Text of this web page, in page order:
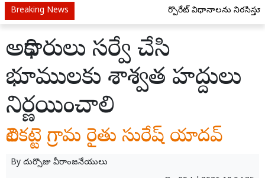
Breaking News కార్పొరేట్ విధానాలను నిరసిస్తూ
అధికారులు సర్వే చేసి
భూములకు శాశ్వత హద్దులు
నిర్ణయించాలి
వెలికట్టె గ్రామ రైతు సురేష్ యాదవ్
By దుర్సొజు వీరాంజనేయులు